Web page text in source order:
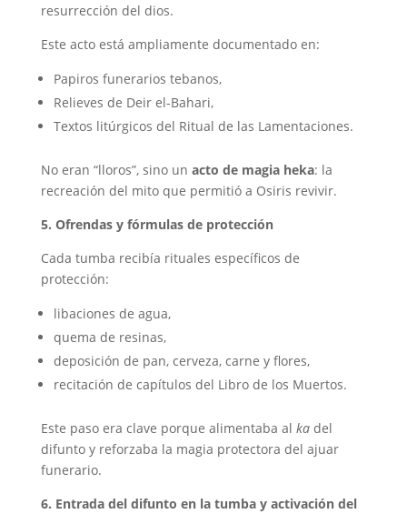
resurrección del dios.
Este acto está ampliamente documentado en:
Papiros funerarios tebanos,
Relieves de Deir el-Bahari,
Textos litúrgicos del Ritual de las Lamentaciones.
No eran “lloros”, sino un acto de magia heka: la
recreación del mito que permitió a Osiris revivir.
5. Ofrendas y fórmulas de protección
Cada tumba recibía rituales específicos de
protección:
libaciones de agua,
quema de resinas,
deposición de pan, cerveza, carne y flores,
recitación de capítulos del Libro de los Muertos.
Este paso era clave porque alimentaba al kadel
difunto y reforzaba la magia protectora del ajuar
funerario.
6. Entrada del difunto en la tumba y activación del